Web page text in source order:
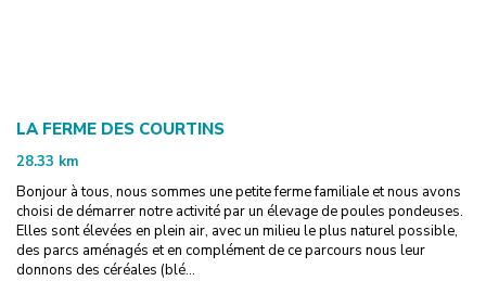
LA FERME DES COURTINS
28.33 km
Bonjour à tous, nous sommes une petite ferme familiale et nous avons
choisi de démarrer notre activité par un élevage de poules pondeuses.
Elles sont élevées en plein air, avec un milieu le plus naturel possible,
des parcs aménagés et en complément de ce parcours nous leur
donnons des céréales (blé...